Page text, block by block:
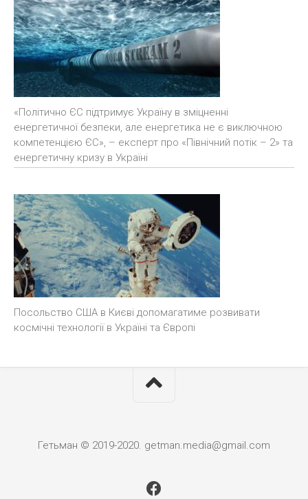
«Політично ЄС підтримує Україну в зміцненні
енергетичної безпеки, але енергетика не є виключною
компетенцією ЄС», – експерт про «Північний потік – 2» та
енергетичну кризу в Україні
Посольство США в Києві допомагатиме розвивати
космічні технології в Україні та Європі
Гетьман © 2019-2020. getman.media@gmail.com